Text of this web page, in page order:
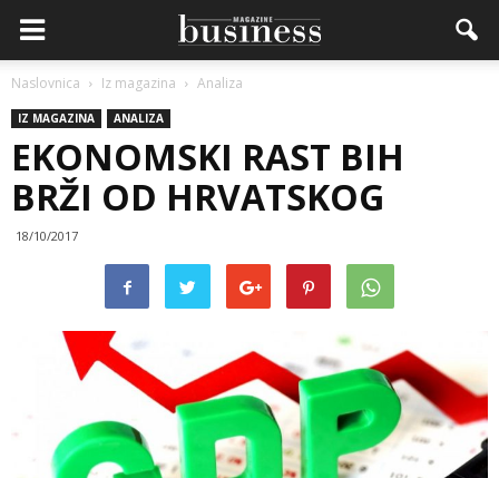
Naslovnica Iz magazina Analiza
IZ MAGAZINA ANALIZA
EKONOMSKI RAST BIH
BRŽI OD HRVATSKOG
18/10/2017